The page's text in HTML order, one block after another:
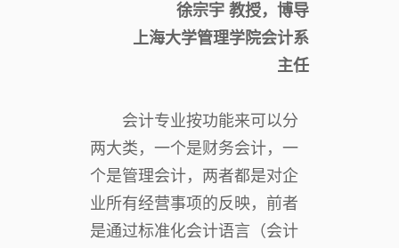
徐宗宇 教授，博导
上海大学管理学院会计系
主任
会计专业按功能来可以分
两大类，一个是财务会计，一
个是管理会计，两者都是对企
业所有经营事项的反映，前者
是通过标准化会计语言（会计